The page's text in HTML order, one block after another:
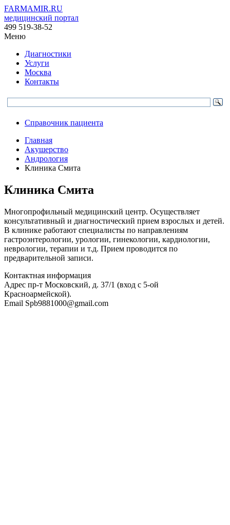
FARMAMIR.RU
медицинский портал
499 519-38-52
Меню
Диагностики
Услуги
Москва
Контакты
Справочник пациента
Главная
Акушерство
Андрология
Клиника Смита
Клиника Смита
Многопрофильный медицинский центр. Осуществляет
консультативный и диагностический прием взрослых и детей.
В клинике работают специалисты по направлениям
гастроэнтерологии, урологии, гинекологии, кардиологии,
неврологии, терапии и т.д. Прием проводится по
предварительной записи.
Контактная информация
Адрес пр-т Московский, д. 37/1 (вход с 5-ой
Красноармейской).
Email Spb9881000@gmail.com